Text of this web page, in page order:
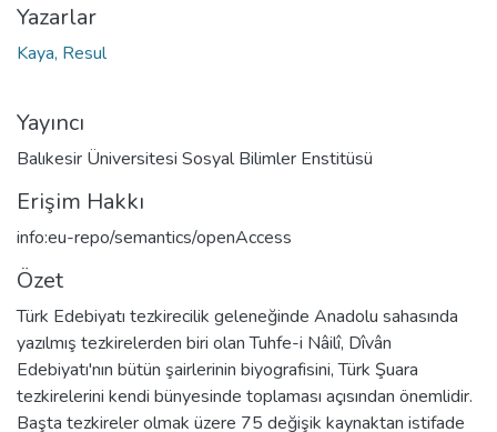
Yazarlar
Kaya, Resul
Yayıncı
Balıkesir Üniversitesi Sosyal Bilimler Enstitüsü
Erişim Hakkı
info:eu-repo/semantics/openAccess
Özet
Türk Edebiyatı tezkirecilik geleneğinde Anadolu sahasında
yazılmış tezkirelerden biri olan Tuhfe-i Nâilî, Dîvân
Edebiyatı'nın bütün şairlerinin biyografisini, Türk Şuara
tezkirelerini kendi bünyesinde toplaması açısından önemlidir.
Başta tezkireler olmak üzere 75 değişik kaynaktan istifade